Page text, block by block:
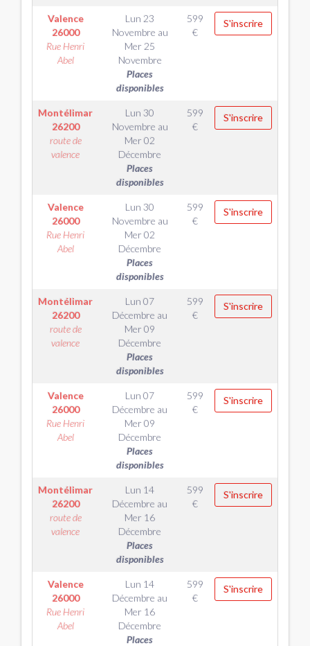
Valence
26000
Rue Henri
Abel
Lun 23
Novembre au
Mer 25
Novembre
Places
disponibles
599
€
S'inscrire
Montélimar
26200
route de
valence
Lun 30
Novembre au
Mer 02
Décembre
Places
disponibles
599
€
S'inscrire
Valence
26000
Rue Henri
Abel
Lun 30
Novembre au
Mer 02
Décembre
Places
disponibles
599
€
S'inscrire
Montélimar
26200
route de
valence
Lun 07
Décembre au
Mer 09
Décembre
Places
disponibles
599
€
S'inscrire
Valence
26000
Rue Henri
Abel
Lun 07
Décembre au
Mer 09
Décembre
Places
disponibles
599
€
S'inscrire
Montélimar
26200
route de
valence
Lun 14
Décembre au
Mer 16
Décembre
Places
disponibles
599
€
S'inscrire
Valence
26000
Rue Henri
Abel
Lun 14
Décembre au
Mer 16
Décembre
Places
599
€
S'inscrire